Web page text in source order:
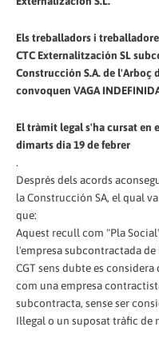
Els treballadors i
CTC Externalitzación SL
Construcción S.A. de l'Arboç
convoquen VAGA
El tràmit legal s'ha cursat en
dimarts dia 19 de febrer
.
Després dels acords
la Construcción SA, el qual
que:
Aquest recull com "Pla
l'empresa subcontractada
CGT sens dubte es
com una empresa
subcontracta, sense ser
Il·legal o un suposat tràfic de